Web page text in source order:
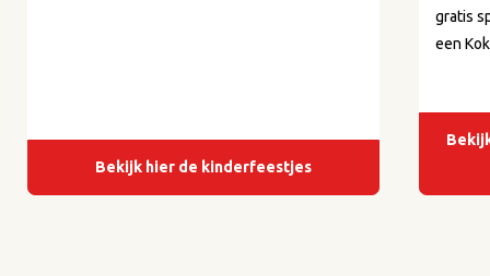
Bekijk hier de kinderfeestjes
gratis
een